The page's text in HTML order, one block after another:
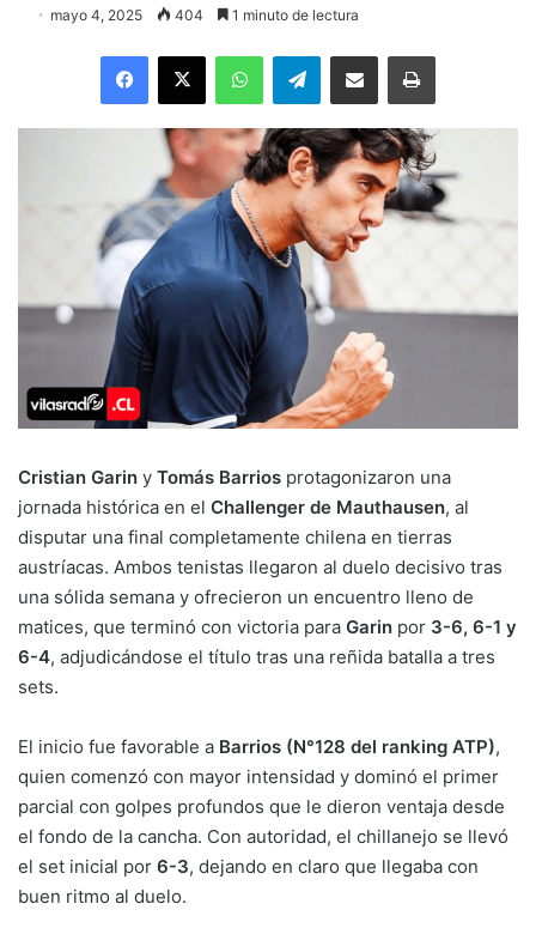
mayo 4, 2025 404 1 minuto de lectura
Facebook
X WhatsAppTelegramEnviar vía email Imprimir
Cristian Garin y Tomás Barrios protagonizaron una
jornada histórica en el Challenger de Mauthausen, al
disputar una final completamente chilena en tierras
austríacas. Ambos tenistas llegaron al duelo decisivo tras
una sólida semana y ofrecieron un encuentro lleno de
matices, que terminó con victoria para Garin por 3-6, 6-1 y
6-4, adjudicándose el título tras una reñida batalla a tres
sets.
El inicio fue favorable a Barrios (N°128 del ranking ATP),
quien comenzó con mayor intensidad y dominó el primer
parcial con golpes profundos que le dieron ventaja desde
el fondo de la cancha. Con autoridad, el chillanejo se llevó
el set inicial por 6-3, dejando en claro que llegaba con
buen ritmo al duelo.